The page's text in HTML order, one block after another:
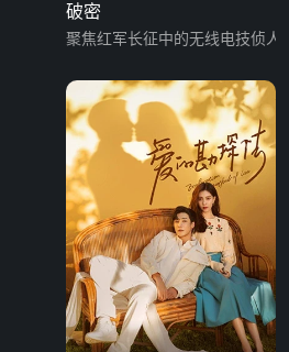
破密
聚焦红军长征中的无线电技侦人员